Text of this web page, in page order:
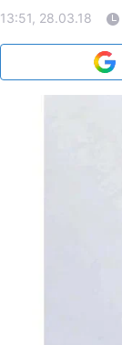
13:51, 28.03.18